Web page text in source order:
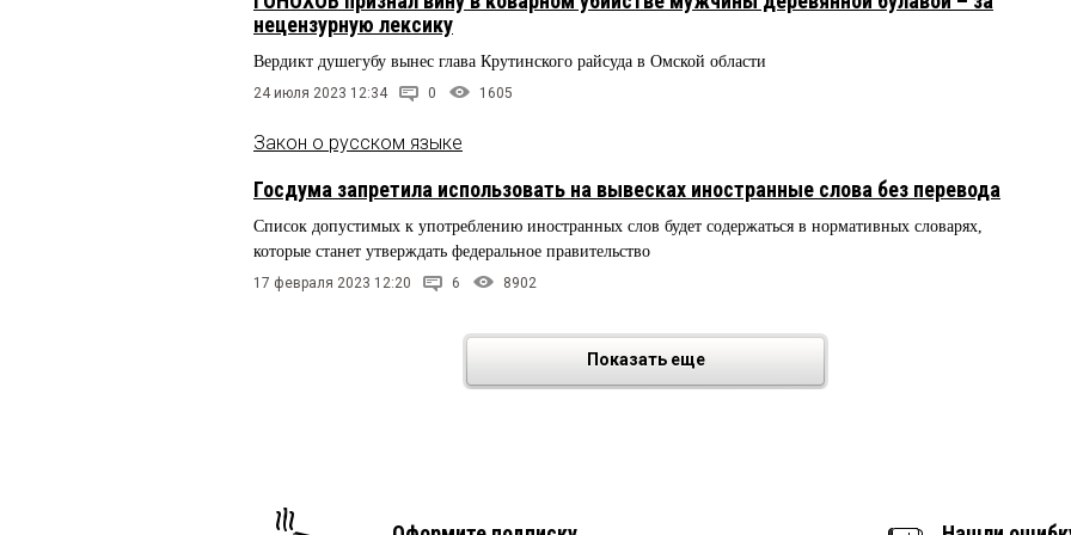
нецензурную лексику
Вердикт душегубу вынес глава Крутинского райсуда в Омской области
24 июля 2023 12:34 0 1605
Закон о русском языке
Госдума запретила использовать на вывесках иностранные слова без перевода
Список допустимых к употреблению иностранных слов будет содержаться в нормативных словарях,
которые станет утверждать федеральное правительство
17 февраля 2023 12:20 6 8902
Показать еще